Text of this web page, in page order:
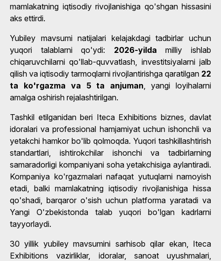
mamlakatning iqtisodiy rivojlanishiga qo'shgan hissasini
aks ettirdi.
Yubiley mavsumi natijalari kelajakdagi tadbirlar uchun
yuqori talablarni qo'ydi: 2026-yilda milliy ishlab
chiqaruvchilarni qo'llab-quvvatlash, investitsiyalarni jalb
qilish va iqtisodiy tarmoqlarni rivojlantirishga qaratilgan 22
ta ko'rgazma va 5 ta anjuman , yangi loyihalarni
amalga oshirish rejalashtirilgan.
Tashkil etilganidan beri Iteca Exhibitions biznes, davlat
idoralari va professional hamjamiyat uchun ishonchli va
yetakchi hamkor bo'lib qolmoqda. Yuqori tashkillashtirish
standartlari, ishtirokchilar ishonchi va tadbirlarning
samaradorligi kompaniyani soha yetakchisiga aylantiradi.
Kompaniya ko'rgazmalari nafaqat yutuqlarni namoyish
etadi, balki mamlakatning iqtisodiy rivojlanishiga hissa
qo'shadi, barqaror o'sish uchun platforma yaratadi va
Yangi O'zbekistonda talab yuqori bo'lgan kadrlarni
tayyorlaydi.
30 yillik yubiley mavsumini sarhisob qilar ekan, Iteca
Exhibitions vazirliklar, idoralar, sanoat uyushmalari,